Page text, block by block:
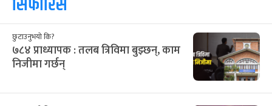
छुटाउनुभयो कि?
७८४ प्राध्यापक : तलब त्रिविमा बुझ्छन्, काम
निजीमा गर्छन्